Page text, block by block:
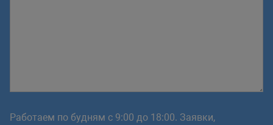
Работаем по будням с 9:00 до 18:00. Заявки,